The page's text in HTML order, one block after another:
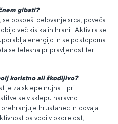
gibati?
pospeši delovanje srca, poveča
več kisika in hranil. Aktivira se
energijo in se postopoma
se telesna pripravljenost ter
koristno ali škodljivo?
je za sklepe nujna – pri
se v sklepu naravno
hrustanec in odvaja
pa vodi v okorelost,